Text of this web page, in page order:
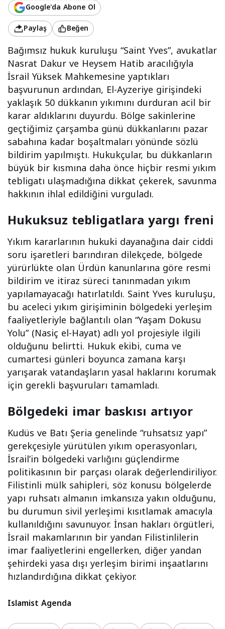
Google'da Abone Ol
Paylaş
Beğen
Bağımsız hukuk kuruluşu “Saint Yves”, avukatlar
Nasrat Dakur ve Heysem Hatib aracılığıyla
İsrail Yüksek Mahkemesine yaptıkları
başvurunun ardından, El-Ayzeriye girişindeki
yaklaşık 50 dükkanın yıkımını durduran acil bir
karar aldıklarını duyurdu. Bölge sakinlerine
geçtiğimiz çarşamba günü dükkanlarını pazar
sabahına kadar boşaltmaları yönünde sözlü
bildirim yapılmıştı. Hukukçular, bu dükkanların
büyük bir kısmına daha önce hiçbir resmi yıkım
tebligatı ulaşmadığına dikkat çekerek, savunma
hakkının ihlal edildiğini vurguladı.
Hukuksuz tebligatlara yargı freni
Yıkım kararlarının hukuki dayanağına dair ciddi
soru işaretleri barındıran dilekçede, bölgede
yürürlükte olan Ürdün kanunlarına göre resmi
bildirim ve itiraz süreci tanınmadan yıkım
yapılamayacağı hatırlatıldı. Saint Yves kuruluşu,
bu aceleci yıkım girişiminin bölgedeki yerleşim
faaliyetleriyle bağlantılı olan “Yaşam Dokusu
Yolu” (Nasiç el-Hayat) adlı yol projesiyle ilgili
olduğunu belirtti. Hukuk ekibi, cuma ve
cumartesi günleri boyunca zamana karşı
yarışarak vatandaşların yasal haklarını korumak
için gerekli başvuruları tamamladı.
Bölgedeki imar baskısı artıyor
Kudüs ve Batı Şeria genelinde “ruhsatsız yapı”
gerekçesiyle yürütülen yıkım operasyonları,
İsrail’in bölgedeki varlığını güçlendirme
politikasının bir parçası olarak değerlendiriliyor.
Filistinli mülk sahipleri, söz konusu bölgelerde
yapı ruhsatı almanın imkansıza yakın olduğunu,
bu durumun sivil yerleşimi kısıtlamak amacıyla
kullanıldığını savunuyor. İnsan hakları örgütleri,
İsrail makamlarının bir yandan Filistinlilerin
imar faaliyetlerini engellerken, diğer yandan
şehirdeki yasa dışı yerleşim birimi inşaatlarını
hızlandırdığına dikkat çekiyor.
Islamist Agenda